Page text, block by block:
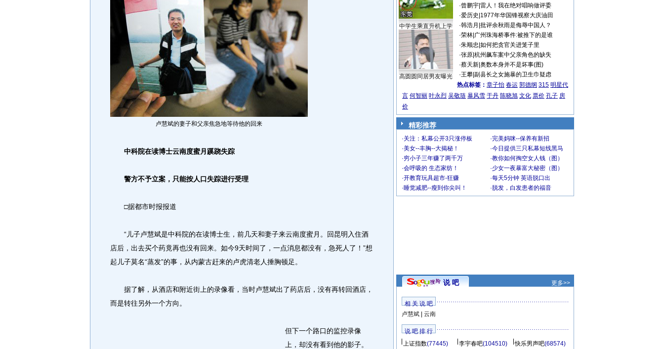
卢慧斌的妻子和父亲焦急地等待他的回来
中科院在读博士云南度蜜月蹊跷失踪
警方不予立案，只能按人口失踪进行受理
□据都市时报报道
“儿子卢慧斌是中科院的在读博士生，前几天和妻子来云南度蜜月。回昆明入住酒
店后，出去买个药竟再也没有回来。如今9天时间了，一点消息都没有，急死人了！”想
起儿子莫名“蒸发”的事，从内蒙古赶来的卢虎清老人捶胸顿足。
据了解，从酒店和附近街上的录像看，当时卢慧斌出了药店后，没有再转回酒店，
而是转往另外一个方向。
但下一个路口的监控录像
上，却没有看到他的影子。
中学生乘直升机上学
高圆圆同居男友曝光
·曾鹏宇| 雷人！我在绝对唱响做评委
·爱历史 1977年华国锋视察大庆油田
·韩浩月 批评余秋雨是侮辱中国人？
·荣林| 广州珠海桥事件:被推下的是谁
·朱顺忠 如何把贪官关进笼子里
·张原| 杭州飙车案中父亲角色的缺失
·蔡天新| 奥数本身并不是坏事(图)
·王攀| 副县长之女施暴的卫生巾疑虑
热点标签： 章子怡 春运 郭德纲 315 明星代
言 何智丽 叶永烈 吴敬琏 暴风雪 于丹 陈晓旭 文化 票价 孔子 房
价
精彩推荐
·关注：私幕公开3只涨停板 ·完美妈咪--保养有新招
·美女--丰胸--大揭秘！ ·今日提供三只私幕短线黑马
·穷小子三年赚了两千万 ·教你如何掏空女人钱（图）
·会呼吸的 生态家纺！ ·少女一夜暴富大秘密（图）
·开教育玩具超市-狂赚 ·每天5分钟 英语脱口出
·睡觉减肥--瘦到你尖叫！ · 脱发，白发患者的福音
说 吧 更多>>
相 关 说 吧
卢慧斌| 云南
说 吧 排 行
上证指数(77445) 李宇春吧(104510) 快乐男声吧(68574)